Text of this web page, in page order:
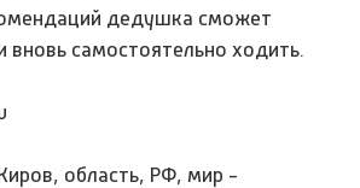
дедушка сможет
вновь самостоятельно ходить.
область, РФ, мир -